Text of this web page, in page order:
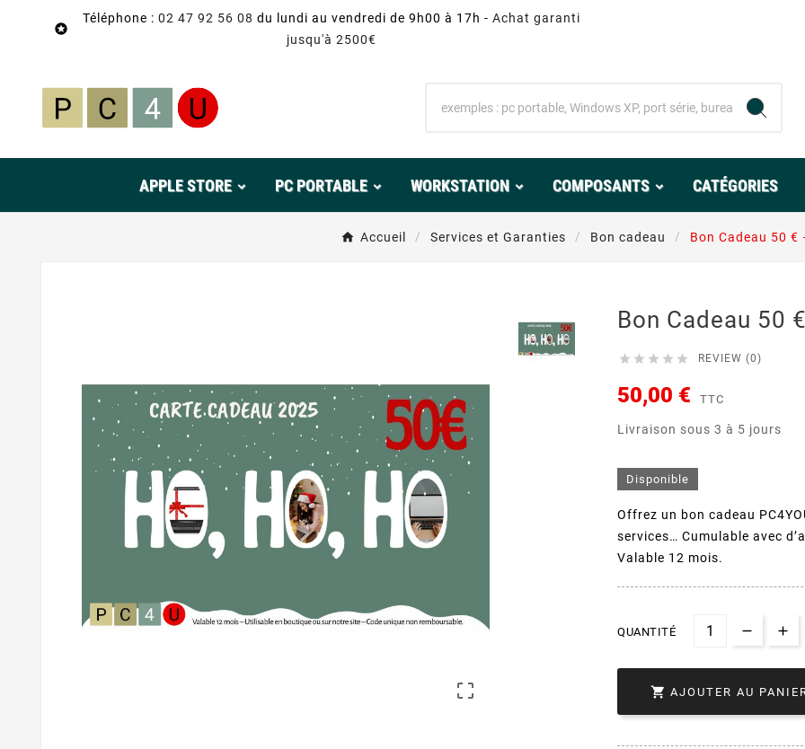

Téléphone : 02 47 92 56 08 du lundi au vendredi de 9h00 à 17h - Achat garanti
jusqu'à 2500€
APPLE STORE PC PORTABLE WORKSTATION COMPOSANTS CATÉGORIES
Accueil Services et Garanties Bon cadeau Bon Cadeau 50 €

Bon Cadeau 50
     REVIEW (0)
50,00 € TTC
Livraison sous 3 à 5 jours
Disponible
Offrez un bon cadeau
services… Cumulable avec
Valable 12 mois.
QUANTITÉ
 AJOUTER AU